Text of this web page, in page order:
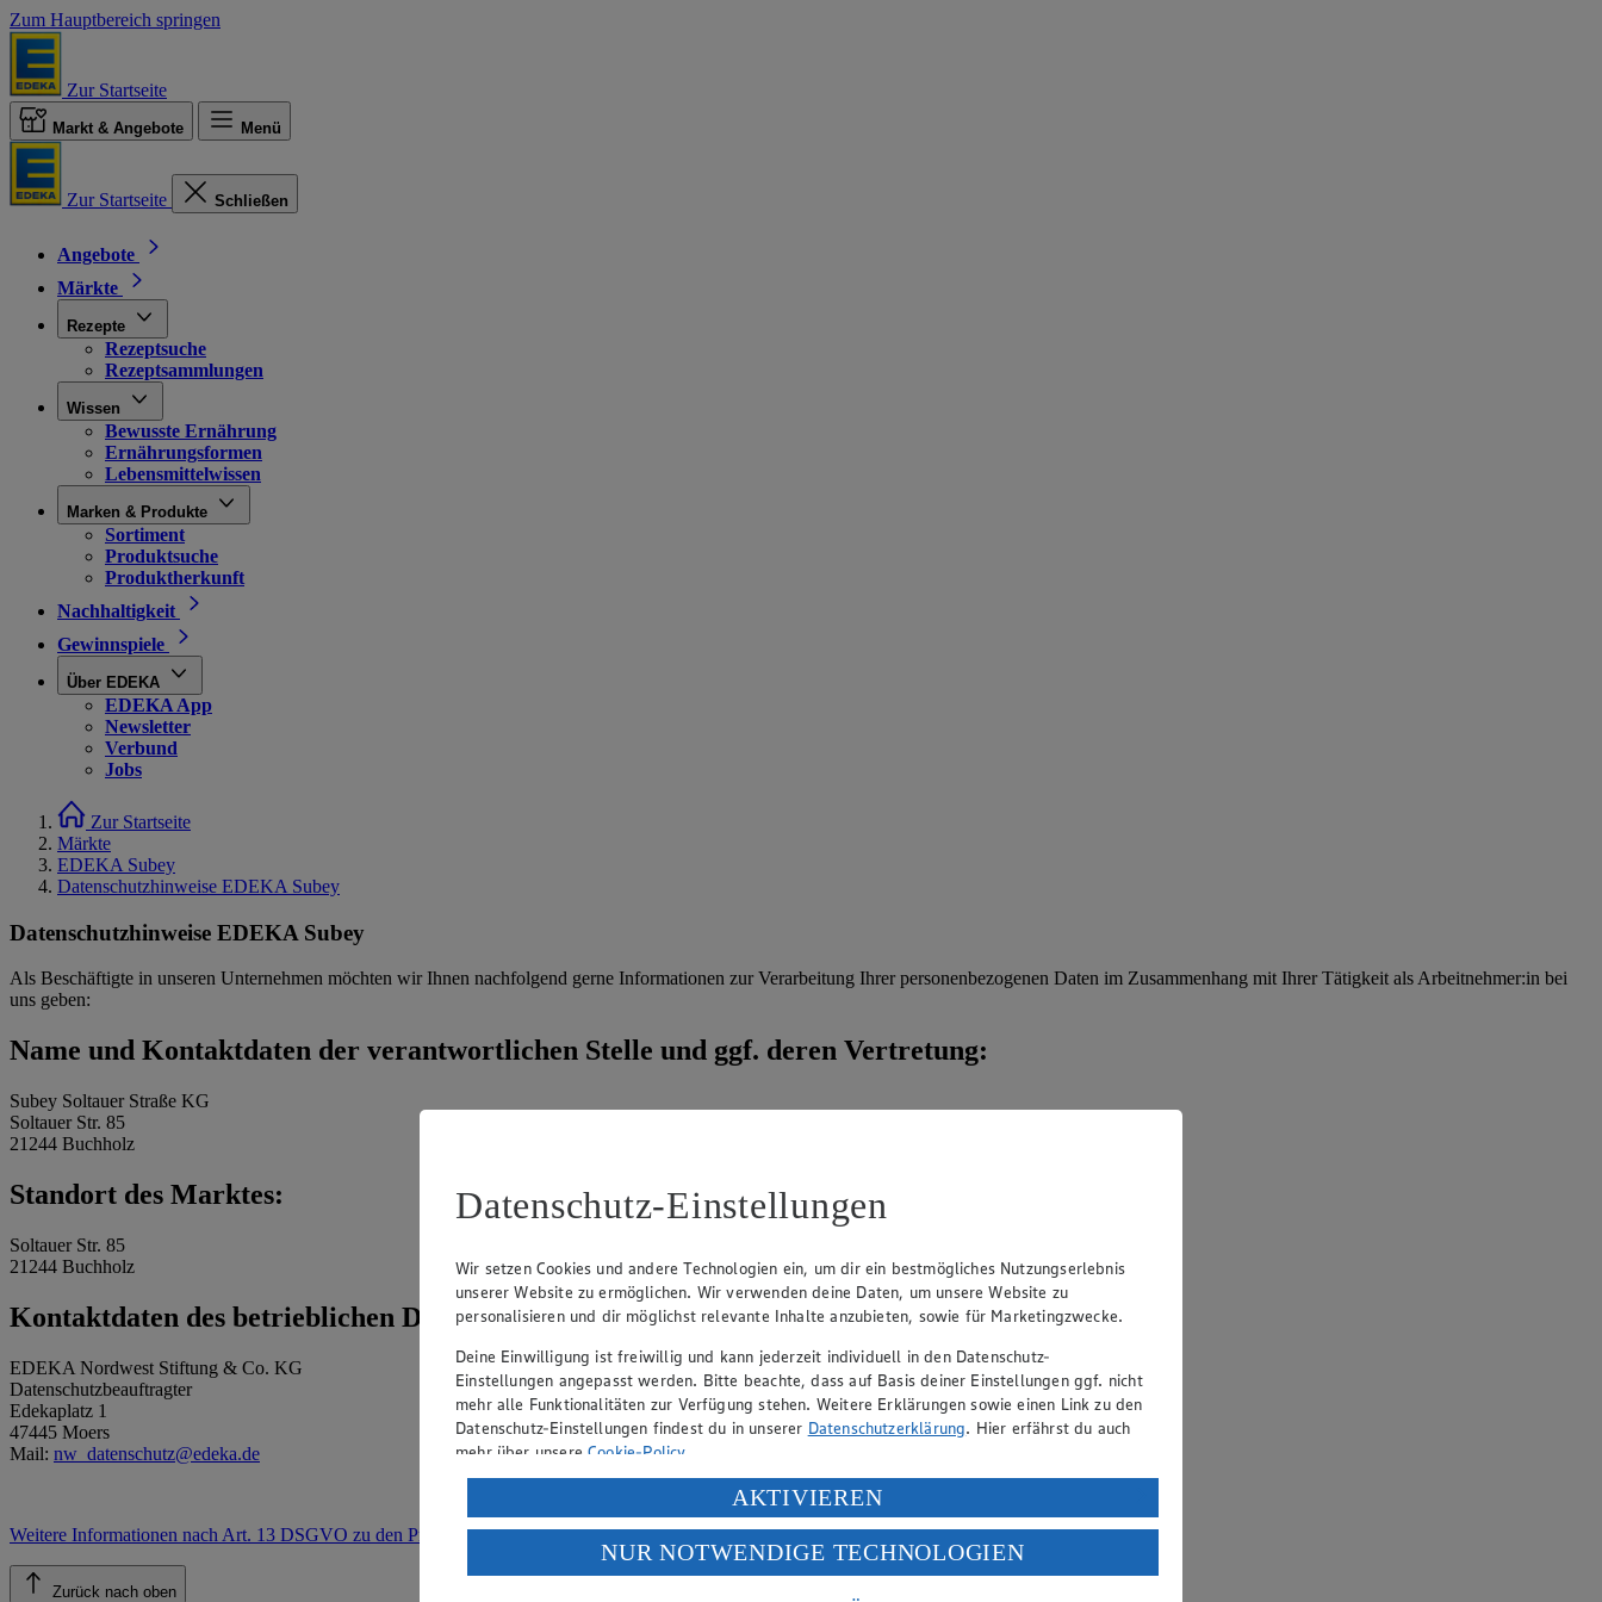
Zum Hauptbereich springen
Zur Startseite
Markt & Angebote Menü
Zur Startseite Schließen
Angebote
Märkte
Rezepte
Rezeptsuche
Rezeptsammlungen
Wissen
Bewusste Ernährung
Ernährungsformen
Lebensmittelwissen
Marken & Produkte
Sortiment
Produktsuche
Produktherkunft
Nachhaltigkeit
Gewinnspiele
Über EDEKA
EDEKA App
Newsletter
Verbund
Jobs
Zur Startseite
Märkte
EDEKA Subey
Datenschutzhinweise EDEKA Subey
Datenschutzhinweise EDEKA Subey
Als Beschäftigte in unseren Unternehmen möchten wir Ihnen nachfolgend gerne Informationen zur Verarbeitung Ihrer personenbezogenen Daten im Zusammenhang mit Ihrer Tätigkeit als Arbeitnehmer:in bei
uns geben:
Name und Kontaktdaten der verantwortlichen Stelle und ggf. deren Vertretung:
Subey Soltauer Straße KG
Soltauer Str. 85
21244 Buchholz
Standort des Marktes:
Soltauer Str. 85
21244 Buchholz
Kontaktdaten des betrieblichen Datenschutzbeauftragten:
EDEKA Nordwest Stiftung & Co. KG
Datenschutzbeauftragter
Edekaplatz 1
47445 Moers
Mail: nw_datenschutz@edeka.de
Weitere Informationen nach Art. 13 DSGVO zu den Prozessen.
Zurück nach oben
Datenschutz-Einstellungen
Wir setzen Cookies und andere Technologien ein, um dir ein bestmögliches Nutzungserlebnis
unserer Website zu ermöglichen. Wir verwenden deine Daten, um unsere Website zu
personalisieren und dir möglichst relevante Inhalte anzubieten, sowie für Marketingzwecke.
Deine Einwilligung ist freiwillig und kann jederzeit individuell in den Datenschutz-
Einstellungen angepasst werden. Bitte beachte, dass auf Basis deiner Einstellungen ggf. nicht
mehr alle Funktionalitäten zur Verfügung stehen. Weitere Erklärungen sowie einen Link zu den
Datenschutz-Einstellungen findest du in unserer Datenschutzerklärung. Hier erfährst du auch
mehr über unsereCookie-Policy.
Verarbeitung deiner personenbezogenen Daten in den USA durch Facebook und YouTube:
Wenn du auf „Aktivieren“ klickst, willigst du im Sinne des Art. 49 Abs. 1 Satz 1 lit. a) DSGVO
ein, dass deine Daten in den USA verarbeitet werden. Der EuGH sieht die USA als Land mit
einem nach europäischen Standards nicht angemessenen Datenschutzniveau an. Es besteht das
AKTIVIEREN
NUR NOTWENDIGE TECHNOLOGIEN